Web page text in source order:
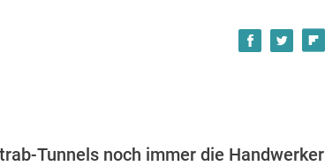
Tunnels noch immer die Handwerker